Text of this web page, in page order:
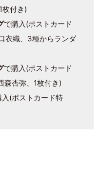
付き)
で購入(ポストカード
衣織、3種からランダ
で購入(ポストカード
森杏弥、1枚付き)
入(ポストカード特